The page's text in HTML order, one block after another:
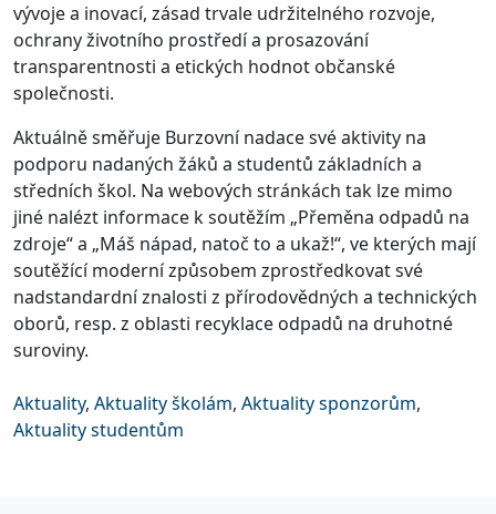
vývoje a inovací, zásad trvale udržitelného rozvoje,
ochrany životního prostředí a prosazování
transparentnosti a etických hodnot občanské
společnosti.
Aktuálně směřuje Burzovní nadace své aktivity na
podporu nadaných žáků a studentů základních a
středních škol. Na webových stránkách tak lze mimo
jiné nalézt informace k soutěžím „Přeměna odpadů na
zdroje“ a „Máš nápad, natoč to a ukaž!“, ve kterých mají
soutěžící moderní způsobem zprostředkovat své
nadstandardní znalosti z přírodovědných a technických
oborů, resp. z oblasti recyklace odpadů na druhotné
suroviny.
Aktuality, Aktuality školám, Aktuality sponzorům,
Aktuality studentům